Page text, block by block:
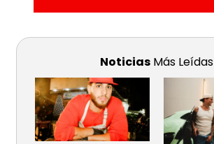
Noticias Más Leídas